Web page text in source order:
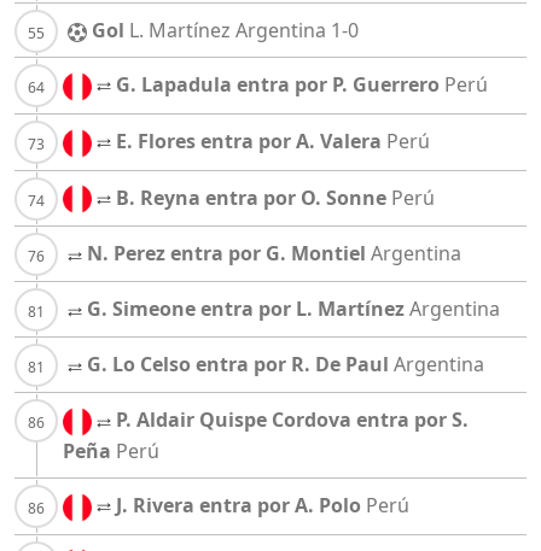
Gol L. Martínez Argentina 1-0
G. Lapadula entra por P. Guerrero Perú
E. Flores entra por A. Valera Perú
B. Reyna entra por O. Sonne Perú
N. Perez entra por G. Montiel Argentina
G. Simeone entra por L. MartínezArgentina
G. Lo Celso entra por R. De Paul Argentina
P. Aldair Quispe Cordova entra por S.
Peña Perú
J. Rivera entra por A. Polo Perú